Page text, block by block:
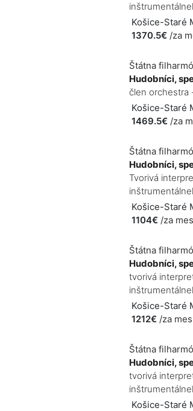
Košice-Staré
1370.5€ /za
Štátna
Hudobníci,
člen orchestra
Košice-Staré
1469.5€ /za
Štátna
Hudobníci,
Tvorivá
Košice-Staré
1104€ /za
Štátna
Hudobníci,
tvorivá
Košice-Staré
1212€ /za
Štátna
Hudobníci,
tvorivá
Košice-Staré